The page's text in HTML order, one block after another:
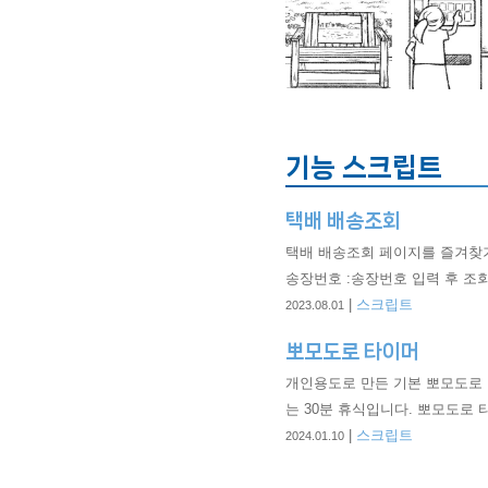
기능 스크립트
택배 배송조회
택배 배송조회 페이지를 즐겨
송장번호 :송장번호 입력 후 조회하려는 택배사
회하려는 택배사 버튼을 누르
를 이용할 때마다 업데이트 합
2023.08.01 스크립트
뽀모도로 타이머
개인용도로 만든 기본 뽀모도
는 30분 휴식입니다. 뽀모도로
시작 0 뽀모도로 / 0 사이클 알
2024.01.10 스크립트